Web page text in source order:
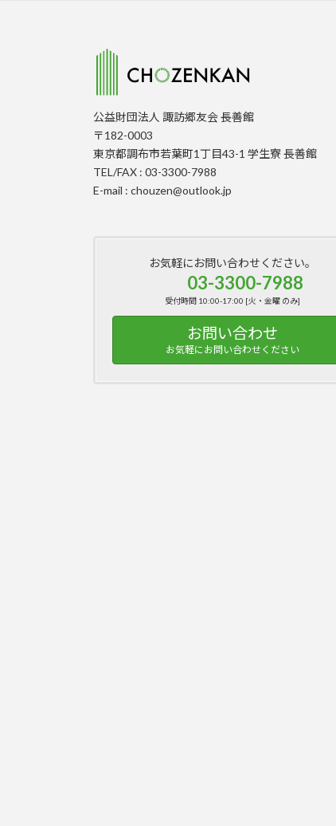
公益財団法人 諏訪郷友会 長善館
〒182-0003
東京都調布市若葉町1丁目43-1 学生寮 長善館
TEL/FAX : 03-3300-7988
E-mail : chouzen@outlook.jp
お気軽にお問い合わせください。
03-3300-7988
受付時間 10:00-17:00 [火・金曜 のみ]
お問い合わせ
お気軽にお問い合わせください